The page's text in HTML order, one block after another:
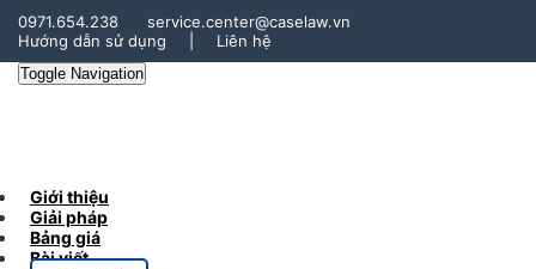
0971.654.238
service.center@caselaw.vn
Hướng dẫn sử dụng
Liên hệ
Toggle Navigation
Giới thiệu
Giải pháp
Bảng giá
Bài viết